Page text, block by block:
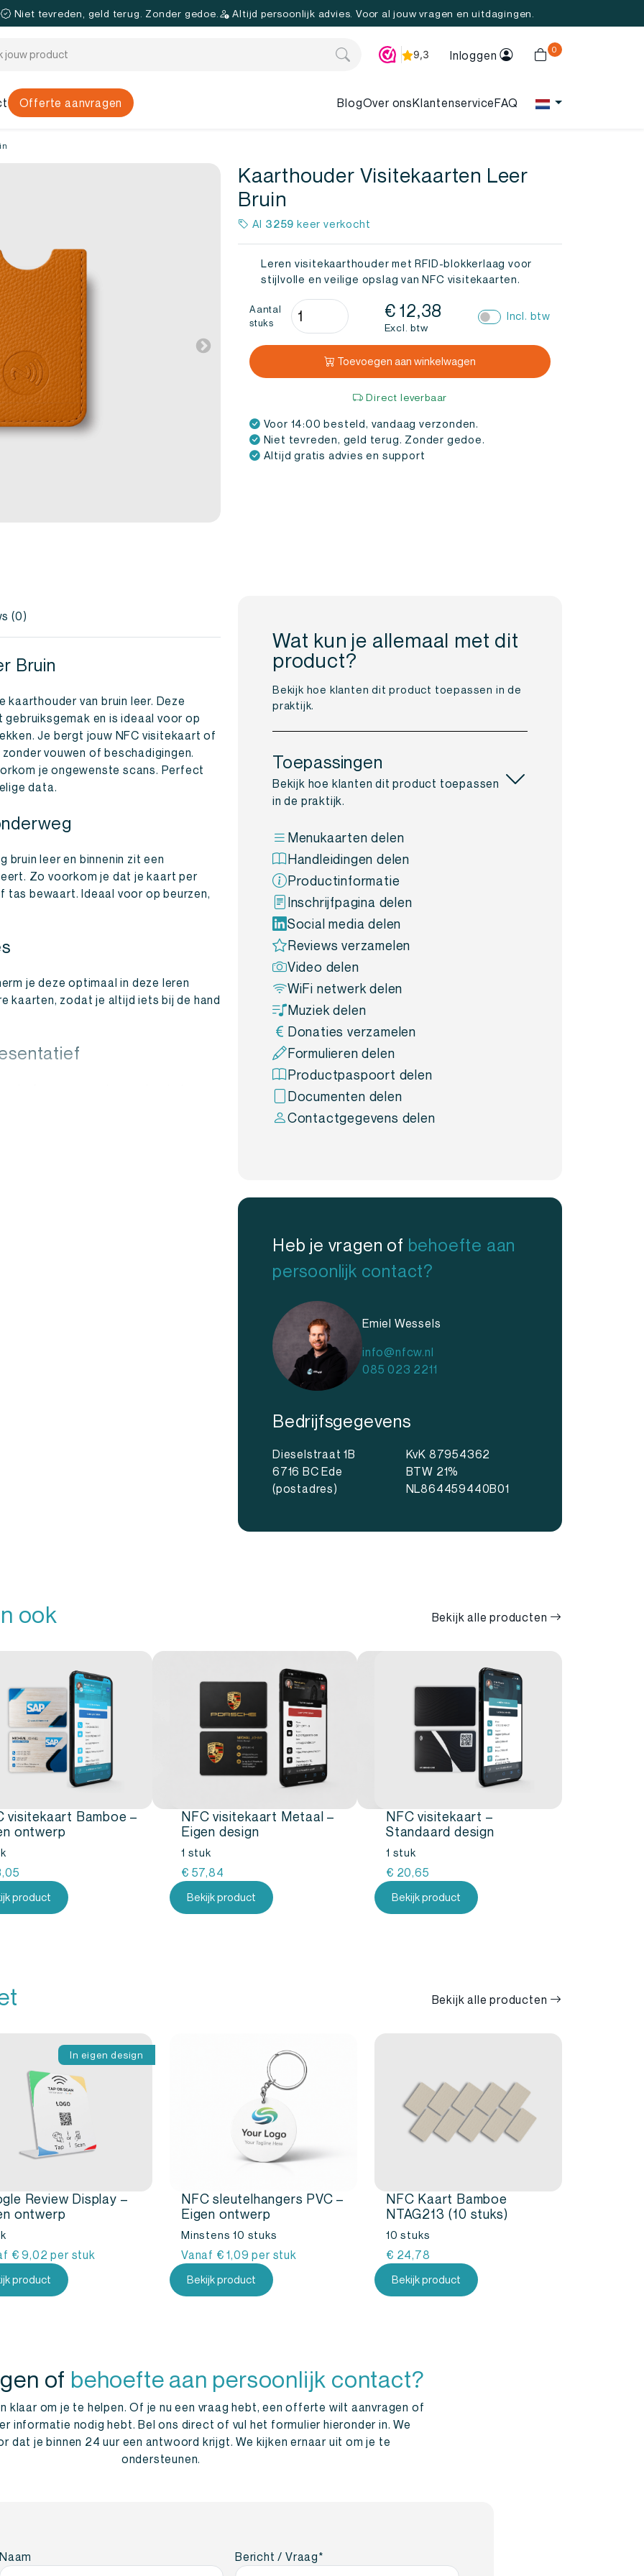
Niet tevreden, geld terug. Zonder gedoe. Altijd persoonlijk advies. Voor al jouw vragen en uitdagingen.
Inloggen 0
Offerte aanvragen BlogOver onsKlantenserviceFAQ
Kaarthouder Visitekaarten Leer
Bruin
Al 3259 keer verkocht
Leren visitekaarthouder met RFID-blokkerlaag voor
stijlvolle en veilige opslag van NFC visitekaarten.
Aantal
stuks
Kaarthouder
Visitekaarten
Leer
aantal
€ 12,38
Excl. btw
Incl. btw
Toevoegen aan winkelwagen
Direct leverbaar
Voor 14:00 besteld, vandaag verzonden.
Niet tevreden, geld terug. Zonder gedoe.
Altijd gratis advies en support
(0)
Bruin
van bruin leer. Deze
en is ideaal voor op
Je bergt jouw NFC visitekaart of
vouwen of beschadigingen.
je ongewenste scans. Perfect
data.
bruin leer en binnenin zit een
Zo voorkom je dat je kaart per
tas bewaart. Ideaal voor op beurzen,
je deze optimaal in deze leren
kaarten, zodat je altijd iets bij de hand
Wat kun je allemaal met dit
product?
Bekijk hoe klanten dit product toepassen in de
praktijk.
Toepassingen
Bekijk hoe klanten dit product toepassen
in de praktijk.
Menukaarten delen
Handleidingen delen
Productinformatie
Inschrijfpagina delen
Social media delen
Reviews verzamelen
Video delen
WiFi netwerk delen
Muziek delen
Donaties verzamelen
Formulieren delen
Productpaspoort delen
Documenten delen
Contactgegevens delen
Heb je vragen of behoefte aan
persoonlijk contact?
Emiel Wessels
info@nfcw.nl
085 023 2211
Bedrijfsgegevens
Dieselstraat 1B
6716 BC Ede
(postadres)
KvK 87954362
BTW 21%
NL864459440B01
ook Bekijk alle producten
visitekaart Bamboe –
ontwerp
product
NFC visitekaart Metaal –
Eigen design
1 stuk
€ 57,84
Bekijk product
NFC visitekaart –
Standaard design
1 stuk
€ 20,65
Bekijk product
Bekijk alle producten
In eigen design
Review Display –
ontwerp
€ 9,02per stuk
product
NFC sleutelhangers PVC –
Eigen ontwerp
Minstens 10 stuks
Vanaf € 1,09per stuk
Bekijk product
NFC Kaart Bamboe
NTAG213 (10 stuks)
10 stuks
€ 24,78
Bekijk product
of behoefte aan persoonlijk contact?
klaar om je te helpen. Of je nu een vraag hebt, een offerte wilt aanvragen of
informatie nodig hebt. Bel ons direct of vul het formulier hieronder in. We
dat je binnen 24 uur een antwoord krijgt. We kijken ernaar uit om je te
ondersteunen.
Naam Bericht / Vraag*